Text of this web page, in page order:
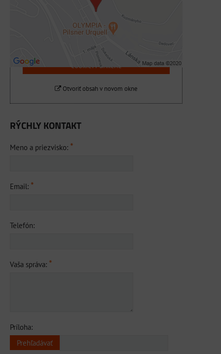
Prajete si načítať externý obsah?
Povoliť tentokrát
Povoliť a zapamätať - súhlas s druhom
cookie: Funkčné
Otvoriť obsah v novom okne
RÝCHLY KONTAKT
Meno a priezvisko: *
Email: *
Telefón:
Vaša správa: *
Príloha: